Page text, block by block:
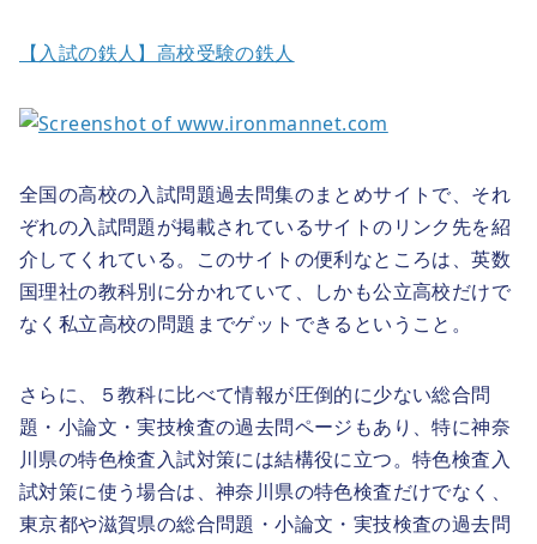
【入試の鉄人】高校受験の鉄人
全国の高校の入試問題過去問集のまとめサイトで、それ
ぞれの入試問題が掲載されているサイトのリンク先を紹
介してくれている。このサイトの便利なところは、英数
国理社の教科別に分かれていて、しかも公立高校だけで
なく私立高校の問題までゲットできるということ。
さらに、５教科に比べて情報が圧倒的に少ない総合問
題・小論文・実技検査の過去問ページもあり、特に神奈
川県の特色検査入試対策には結構役に立つ。特色検査入
試対策に使う場合は、神奈川県の特色検査だけでなく、
東京都や滋賀県の総合問題・小論文・実技検査の過去問